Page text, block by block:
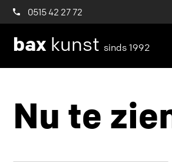
0515 42 27 72
bax kunst sinds 1992
Nu te